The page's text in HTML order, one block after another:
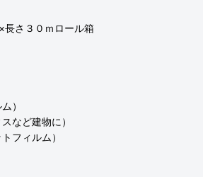
さ３０ｍロール箱
）
など建物に）
フィルム）